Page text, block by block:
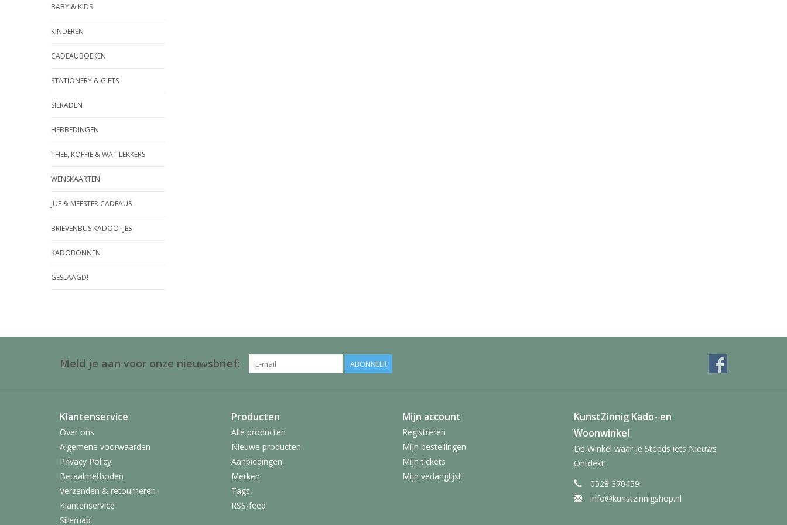
BABY & KIDS
KINDEREN
CADEAUBOEKEN
STATIONERY & GIFTS
SIERADEN
HEBBEDINGEN
THEE, KOFFIE & WAT LEKKERS
WENSKAARTEN
JUF & MEESTER CADEAUS
BRIEVENBUS KADOOTJES
KADOBONNEN
GESLAAGD!
Meld je aan voor onze nieuwsbrief: ABONNEER
Klantenservice
Over ons
Algemene voorwaarden
Privacy Policy
Betaalmethoden
Verzenden & retourneren
Klantenservice
Sitemap
Producten
Alle producten
Nieuwe producten
Aanbiedingen
Merken
Tags
RSS-feed
Mijn account
Registreren
Mijn bestellingen
Mijn tickets
Mijn verlanglijst
KunstZinnig Kado- en
Woonwinkel
De Winkel waar je Steeds iets Nieuws
Ontdekt!
0528 370459
info@kunstzinnigshop.nl